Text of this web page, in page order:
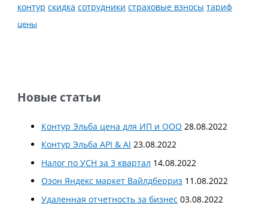
контур скидка сотрудники страховые взносы тариф
цены
Новые статьи
Контур Эльба цена для ИП и ООО 28.08.2022
Контур Эльба API & AI 23.08.2022
Налог по УСН за 3 квартал 14.08.2022
Озон Яндекс маркет Вайлдберриз 11.08.2022
Удаленная отчетность за бизнес 03.08.2022